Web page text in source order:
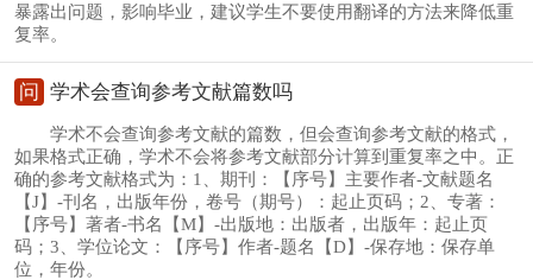
暴露出问题，影响毕业，建议学生不要使用翻译的方法来降低重
复率。
问 学术会查询参考文献篇数吗
学术不会查询参考文献的篇数，但会查询参考文献的格式，
如果格式正确，学术不会将参考文献部分计算到重复率之中。正
确的参考文献格式为：1、期刊：【序号】主要作者-文献题名
【J】-刊名，出版年份，卷号（期号）：起止页码；2、专著：
【序号】著者-书名【M】-出版地：出版者，出版年：起止页
码；3、学位论文：【序号】作者-题名【D】-保存地：保存单
位，年份。